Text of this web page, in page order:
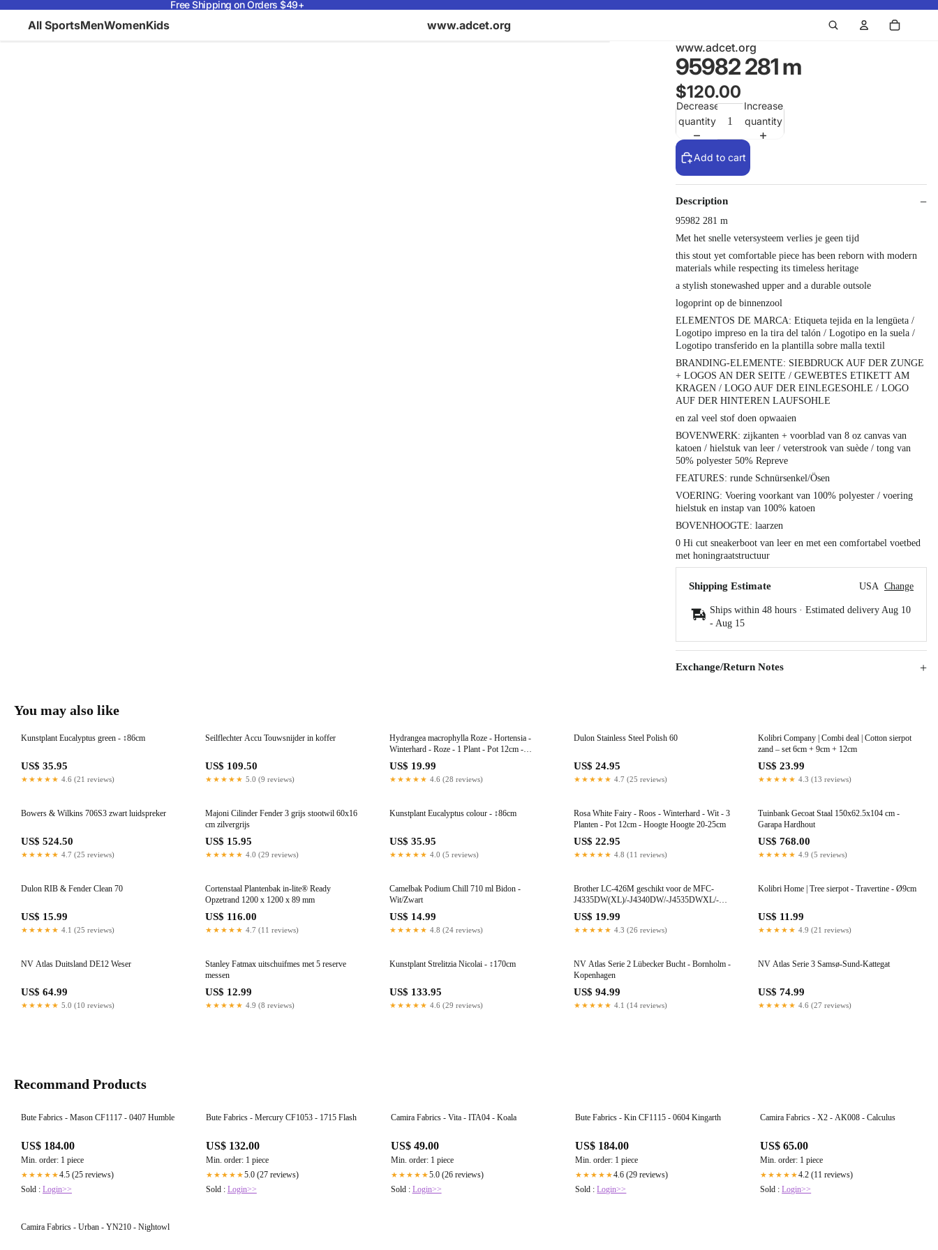
Free Shipping on Orders $49+
All SportsMenWomenKids
www.adcet.org
www.adcet.org
95982 281 m
$120.00
Decrease
quantity
Increase
quantity
Add to cart
Description
95982 281 m
Met het snelle vetersysteem verlies je geen tijd
this stout yet comfortable piece has been reborn with modern
materials while respecting its timeless heritage
a stylish stonewashed upper and a durable outsole
logoprint op de binnenzool
ELEMENTOS DE MARCA: Etiqueta tejida en la lengüeta /
Logotipo impreso en la tira del talón / Logotipo en la suela /
Logotipo transferido en la plantilla sobre malla textil
BRANDING-ELEMENTE: SIEBDRUCK AUF DER ZUNGE
+ LOGOS AN DER SEITE / GEWEBTES ETIKETT AM
KRAGEN / LOGO AUF DER EINLEGESOHLE / LOGO
AUF DER HINTEREN LAUFSOHLE
en zal veel stof doen opwaaien
BOVENWERK: zijkanten + voorblad van 8 oz canvas van
katoen / hielstuk van leer / veterstrook van suède / tong van
50% polyester 50% Repreve
FEATURES: runde Schnürsenkel/Ösen
VOERING: Voering voorkant van 100% polyester / voering
hielstuk en instap van 100% katoen
BOVENHOOGTE: laarzen
0 Hi cut sneakerboot van leer en met een comfortabel voetbed
met honingraatstructuur
Shipping Estimate USA Change
Ships within 48 hours · Estimated delivery Aug 10
- Aug 15
Exchange/Return Notes
You may also like
Kunstplant Eucalyptus green - ↕86cm
US$ 35.95
★★★★★ 4.6 (21 reviews)
Seilflechter Accu Touwsnijder in koffer
US$ 109.50
★★★★★ 5.0 (9 reviews)
Hydrangea macrophylla Roze - Hortensia -
Winterhard - Roze - 1 Plant - Pot 12cm -
Hoogte Hoogte 20-30cm
US$ 19.99
★★★★★ 4.6 (28 reviews)
Dulon Stainless Steel Polish 60
US$ 24.95
★★★★★ 4.7 (25 reviews)
Kolibri Company | Combi deal | Cotton sierpot
zand – set 6cm + 9cm + 12cm
US$ 23.99
★★★★★ 4.3 (13 reviews)
Bowers & Wilkins 706S3 zwart luidspreker
US$ 524.50
★★★★★ 4.7 (25 reviews)
Majoni Cilinder Fender 3 grijs stootwil 60x16
cm zilvergrijs
US$ 15.95
★★★★★ 4.0 (29 reviews)
Kunstplant Eucalyptus colour - ↕86cm
US$ 35.95
★★★★★ 4.0 (5 reviews)
Rosa White Fairy - Roos - Winterhard - Wit - 3
Planten - Pot 12cm - Hoogte Hoogte 20-25cm
US$ 22.95
★★★★★ 4.8 (11 reviews)
Tuinbank Gecoat Staal 150x62.5x104 cm -
Garapa Hardhout
US$ 768.00
★★★★★ 4.9 (5 reviews)
Dulon RIB & Fender Clean 70
US$ 15.99
★★★★★ 4.1 (25 reviews)
Cortenstaal Plantenbak in-lite® Ready
Opzetrand 1200 x 1200 x 89 mm
US$ 116.00
★★★★★ 4.7 (11 reviews)
Camelbak Podium Chill 710 ml Bidon -
Wit/Zwart
US$ 14.99
★★★★★ 4.8 (24 reviews)
Brother LC-426M geschikt voor de MFC-
J4335DW(XL)/-J4340DW/-J4535DWXL/-
J4540DW
US$ 19.99
★★★★★ 4.3 (26 reviews)
Kolibri Home | Tree sierpot - Travertine - Ø9cm
US$ 11.99
★★★★★ 4.9 (21 reviews)
NV Atlas Duitsland DE12 Weser
US$ 64.99
★★★★★ 5.0 (10 reviews)
Stanley Fatmax uitschuifmes met 5 reserve
messen
US$ 12.99
★★★★★ 4.9 (8 reviews)
Kunstplant Strelitzia Nicolai - ↕170cm
US$ 133.95
★★★★★ 4.6 (29 reviews)
NV Atlas Serie 2 Lübecker Bucht - Bornholm -
Kopenhagen
US$ 94.99
★★★★★ 4.1 (14 reviews)
NV Atlas Serie 3 Samsø-Sund-Kattegat
US$ 74.99
★★★★★ 4.6 (27 reviews)
Recommand Products
Bute Fabrics - Mason CF1117 - 0407 Humble
US$ 184.00
Min. order: 1 piece
★★★★★4.5 (25 reviews)
Sold : Login>>
Bute Fabrics - Mercury CF1053 - 1715 Flash
US$ 132.00
Min. order: 1 piece
★★★★★5.0 (27 reviews)
Sold : Login>>
Camira Fabrics - Vita - ITA04 - Koala
US$ 49.00
Min. order: 1 piece
★★★★★5.0 (26 reviews)
Sold : Login>>
Bute Fabrics - Kin CF1115 - 0604 Kingarth
US$ 184.00
Min. order: 1 piece
★★★★★4.6 (29 reviews)
Sold :Login>>
Camira Fabrics - X2 - AK008 - Calculus
US$ 65.00
Min. order: 1 piece
★★★★★4.2 (11 reviews)
Sold :Login>>
Camira Fabrics - Urban - YN210 - Nightowl